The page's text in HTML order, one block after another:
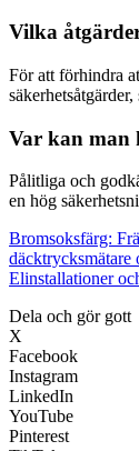
Vilka
För att förhindra
Var kan man
Pålitliga och
en hög
Bromsoksfärg:
däcktrycksmätare
Elinstallationer
Dela och gör gott
X
Facebook
Instagram
LinkedIn
YouTube
Pinterest